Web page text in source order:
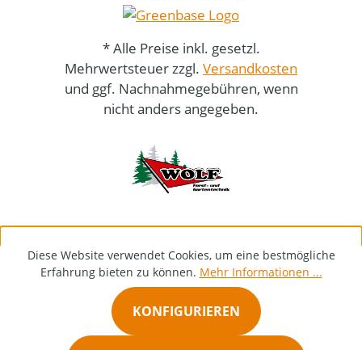
* Alle Preise inkl. gesetzl.
Mehrwertsteuer zzgl. Versandkosten
und ggf. Nachnahmegebühren, wenn
nicht anders angegeben.
Diese Website verwendet Cookies, um eine bestmögliche
Erfahrung bieten zu können. Mehr Informationen ...
KONFIGURIEREN